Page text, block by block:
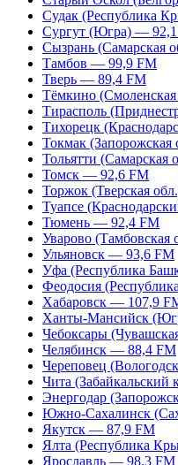
Судак (Республика
Сургут (Югра) —
Сызрань (Самарская
Тамбов — 99,9 FM
Тверь — 89,4 FM
Тёмкино
Тирасполь
Тихорецк
Токмак
Тольятти
Томск — 92,6 FM
Торжок (Тверская
Туапсе
Тюмень — 92,4 FM
Уварово
Ульяновск — 93,6 FM
Уфа (Республика
Феодосия
Хабаровск — 107,9
Ханты-Мансийск
Чебоксары
Челябинск — 88,4 FM
Череповец
Чита
Энергодар
Южно-Сахалинск
Якутск — 87,9 FM
Ялта (Республика
Ярославль — 98,3 FM